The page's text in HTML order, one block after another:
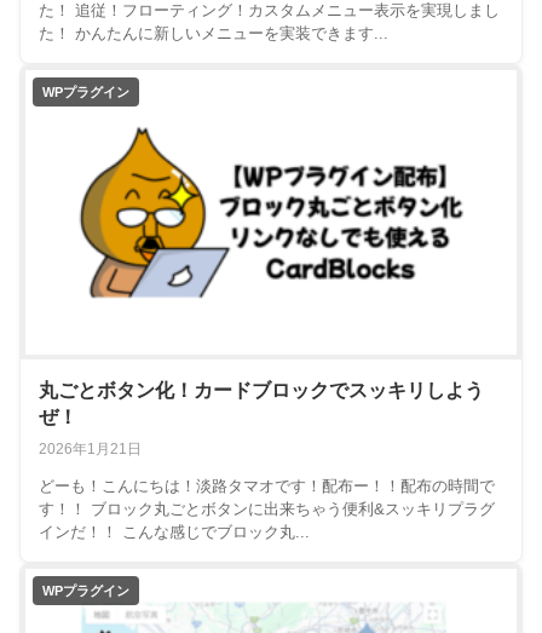
た！ 追従！フローティング！カスタムメニュー表示を実現しまし
た！ かんたんに新しいメニューを実装できます...
WPプラグイン
丸ごとボタン化！カードブロックでスッキリしよう
ぜ！
2026年1月21日
どーも！こんにちは！淡路タマオです！配布ー！！配布の時間で
す！！ ブロック丸ごとボタンに出来ちゃう便利&スッキリプラグ
インだ！！ こんな感じでブロック丸...
WPプラグイン